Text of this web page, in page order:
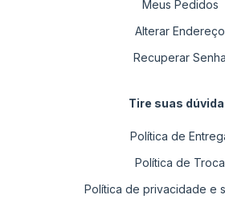
Meus Pedidos
Alterar Endereço
Recuperar Senha
Tire suas
Política de
Política de Troca
Política de privacidade e